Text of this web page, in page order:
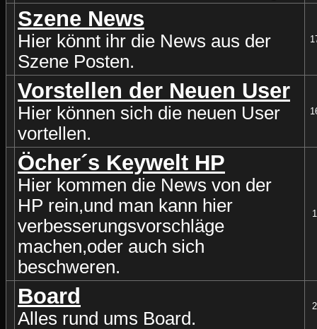
Szene News
Hier könnt ihr die News aus der
Szene Posten.
Vorstellen der Neuen User
Hier können sich die neuen User
vortellen.
Öcher´s Keywelt HP
Hier kommen die News von der
HP rein,und man kann hier
verbesserungsvorschläge
machen,oder auch sich
beschweren.
Board
Alles rund ums Board.